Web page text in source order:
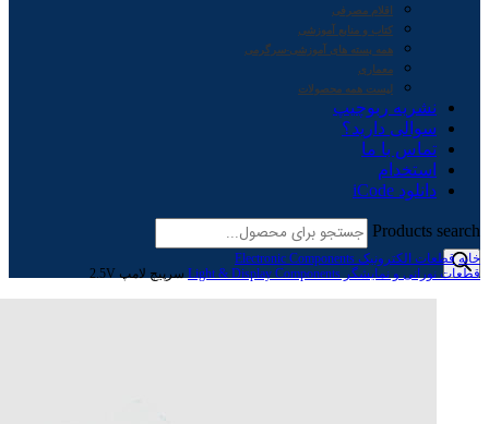
اقلام مصرفی
کتاب و منابع آموزشی
همه بسته های آموزشی-سرگرمی
معماری
لیست همه محصولات
نشریه ربوچیپ
سوالی دارید؟
تماس با ما
استخدام
دانلود iCode
Products search
خانه قطعات الکترونیک Electronic Components
قطعات نورانی و نمایشگر Light & Display Components
سرپیچ لامپ 2.5V